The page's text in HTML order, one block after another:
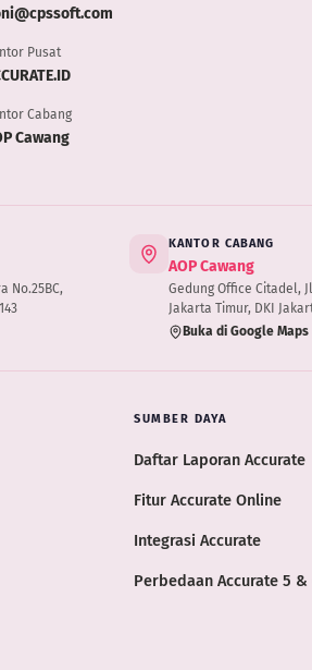
Pusat
Cabang
Cawang
No.25BC,
KANTOR CABANG
AOP Cawang
Gedung Office Citadel,
Jakarta Timur, DKI
Buka di Google Maps
SUMBER DAYA
Daftar Laporan Accurate
Fitur Accurate Online
Integrasi Accurate
Perbedaan Accurate 5 &